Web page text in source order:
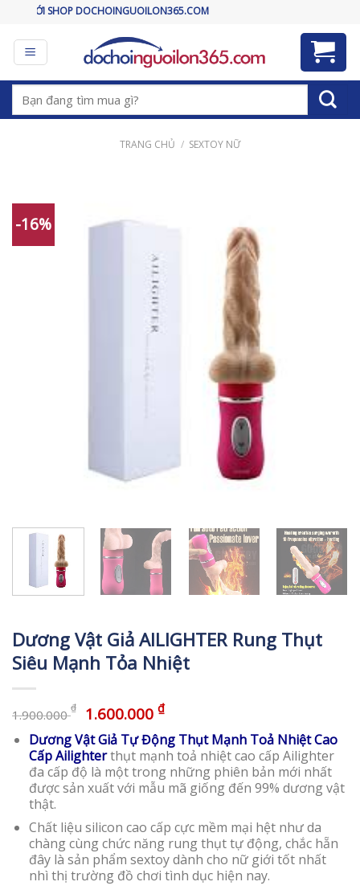
content
Tìm
kiếm:
TRANG CHỦ / SEXTOY NỮ
-16%
Dương Vật Giả AILIGHTER Rung Thụt
Siêu Mạnh Tỏa Nhiệt
1.900.000₫ 1.600.000 ₫
Dương Vật Giả Tự Động Thụt Mạnh Toả Nhiệt Cao
Cấp Ailighterthụt mạnh toả nhiệt cao cấp Ailighter
đa cấp độ là một trong những phiên bản mới nhất
được sản xuất với mẫu mã giống đến 99% dương vật
thật.
Chất liệu silicon cao cấp cực mềm mại hệt như da
chàng cùng chức năng rung thụt tự động, chắc hẵn
đây là sản phẩm sextoy dành cho nữ giới tốt nhất
nhì thị trường đồ chơi tình dục hiện nay.